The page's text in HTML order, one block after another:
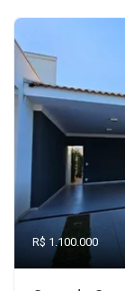
R$ 1.100.000